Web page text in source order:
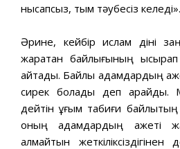
нысапсыз, тым тәубесіз келеді».
Әрине, кейбір ислам діні
жаратқан байлығының
айтады. Байлық адамдардың
сирек болады деп қарайды.
дейтін ұғым табиғи байлықтың
оның адамдардың қажеті
алмайтын